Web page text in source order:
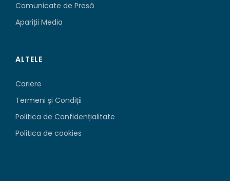
Comunicate de Presă
Apariții Media
ALTELE
Cariere
Termeni și Condiții
Politica de Confidențialitate
Politica de cookies